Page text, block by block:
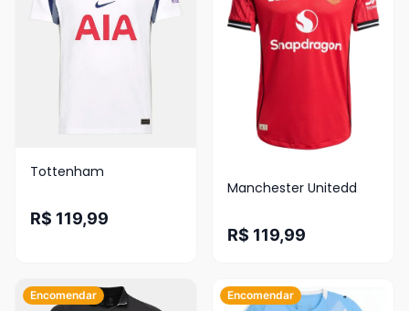
Tottenham
R$ 119,99
Manchester Unitedd
R$ 119,99
Encomendar Encomendar